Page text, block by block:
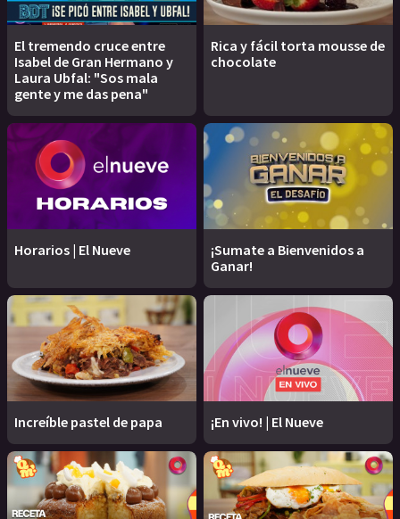
El tremendo cruce entre
Isabel de Gran Hermano y
Laura Ubfal: "Sos mala
gente y me das pena"
Rica y fácil torta mousse de
chocolate
Horarios | El Nueve
¡Sumate a Bienvenidos a
Ganar!
Increíble pastel de papa ¡En vivo! | El Nueve